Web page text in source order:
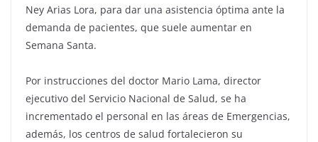
Ney Arias Lora, para dar una asistencia óptima ante la
demanda de pacientes, que suele aumentar en
Semana Santa.
Por instrucciones del doctor Mario Lama, director
ejecutivo del Servicio Nacional de Salud, se ha
incrementado el personal en las áreas de Emergencias,
además, los centros de salud fortalecieron su